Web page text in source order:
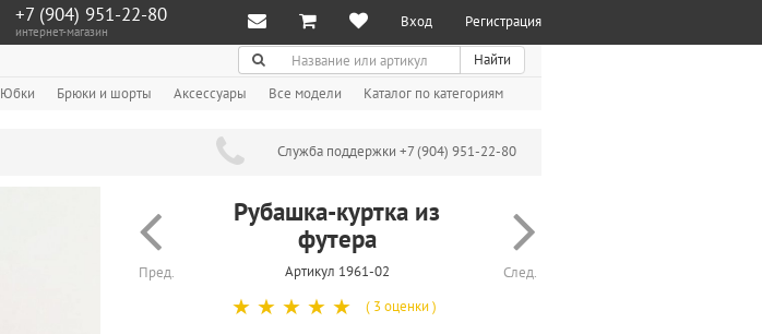
+7 (904) 951‑22‑80
интернет-магазин
Вход Регистрация
Поиск
Найти
Юбки Брюки и шорты Аксессуары Все модели Каталог по категориям
Служба поддержки +7 (904) 951-22-80
Пред.
Рубашка-куртка из
футера
Артикул 1961-02 След.
☆
☆
☆
☆
☆ ( 3 оценки )